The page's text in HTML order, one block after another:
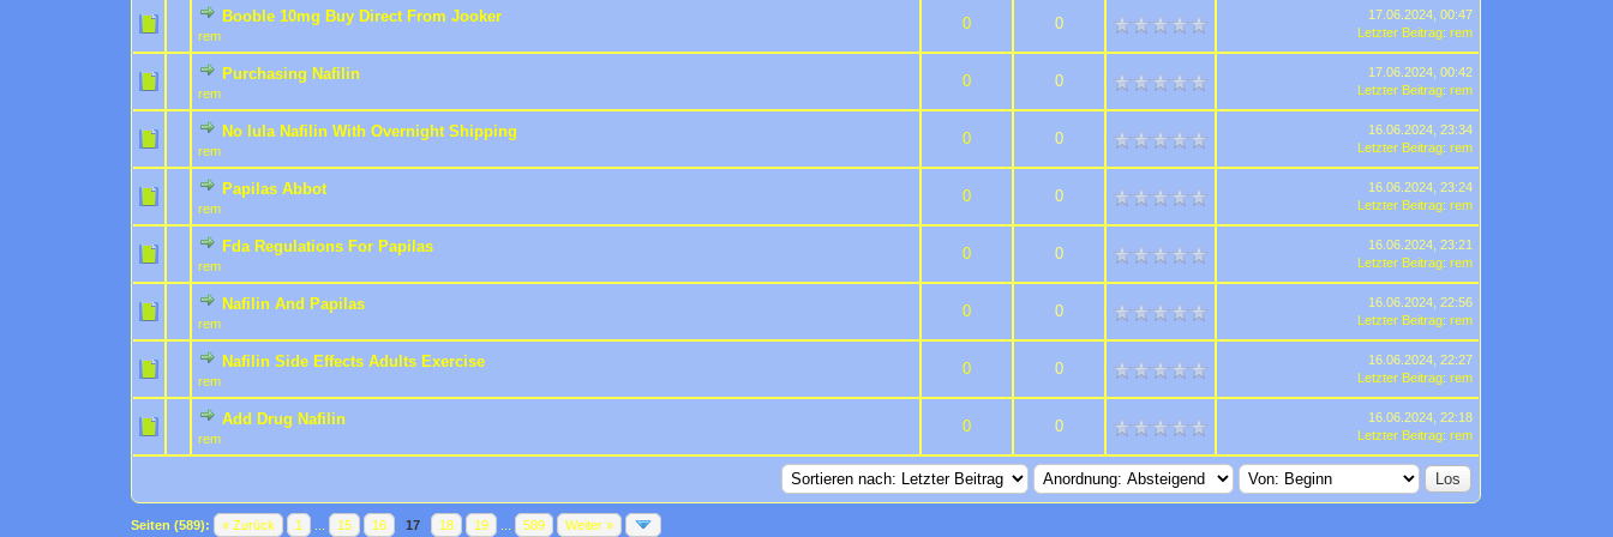
Booble 10mg Buy Direct From Jooker
rem
0 0
0 Bewertung(en) - 0 von 5 durchschnittlich
17.06.2024, 00:47
Letzter Beitrag:rem
Purchasing Nafilin
rem
0 0
17.06.2024, 00:42
Letzter Beitrag:rem
No lula Nafilin With Overnight Shipping
rem
0 0
0 Bewertung(en) - 0 von 5 durchschnittlich
16.06.2024, 23:34
Letzter Beitrag:rem
Papilas Abbot
rem
0 0
16.06.2024, 23:24
Letzter Beitrag:rem
Fda Regulations For Papilas
rem
0 0
0 Bewertung(en) - 0 von 5 durchschnittlich
16.06.2024, 23:21
Letzter Beitrag:rem
Nafilin And Papilas
rem
0 0
16.06.2024, 22:56
Letzter Beitrag:rem
Nafilin Side Effects Adults Exercise
rem
0 0
0 Bewertung(en) - 0 von 5 durchschnittlich
16.06.2024, 22:27
Letzter Beitrag:rem
Add Drug Nafilin
rem
0 0
16.06.2024, 22:18
Letzter Beitrag:rem
Seiten (589): « Zurück 1 15 16 17 18 19 589 Weiter »